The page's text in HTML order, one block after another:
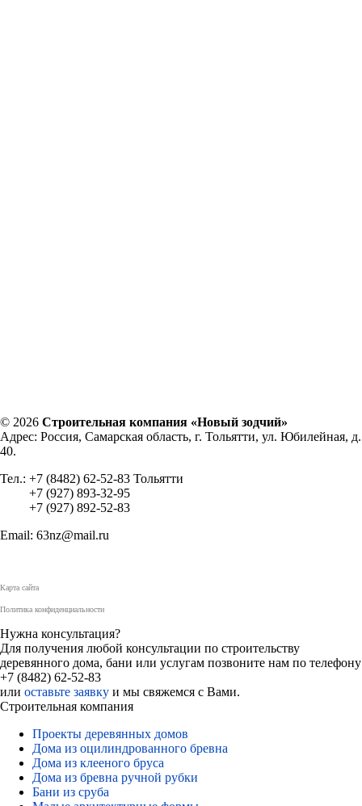
© 2026 Строительная компания «Новый зодчий»
Адрес: Россия, Самарская область, г. Тольятти, ул. Юбилейная, д.
40.
Тел.: +7 (8482) 62-52-83 Тольятти
+7 (927) 893-32-95
+7 (927) 892-52-83
Email: 63nz@mail.ru
Карта сайта
Политика конфиденциальности
Нужна консультация?
Для получения любой консультации по строительству
деревянного дома, бани или услугам позвоните нам по телефону
+7 (8482) 62-52-83
или оставьте заявку и мы свяжемся с Вами.
Строительная компания
Проекты деревянных домов
Дома из оцилиндрованного бревна
Дома из клееного бруса
Дома из бревна ручной рубки
Бани из сруба